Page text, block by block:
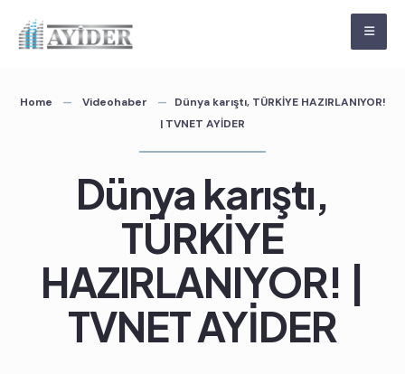
Skip
to
Home Videohaber
Dünya karıştı, TÜRKİYE HAZIRLANIYOR!
| TVNET AYİDER
Dünya karıştı,
TÜRKİYE
HAZIRLANIYOR! |
TVNET AYİDER